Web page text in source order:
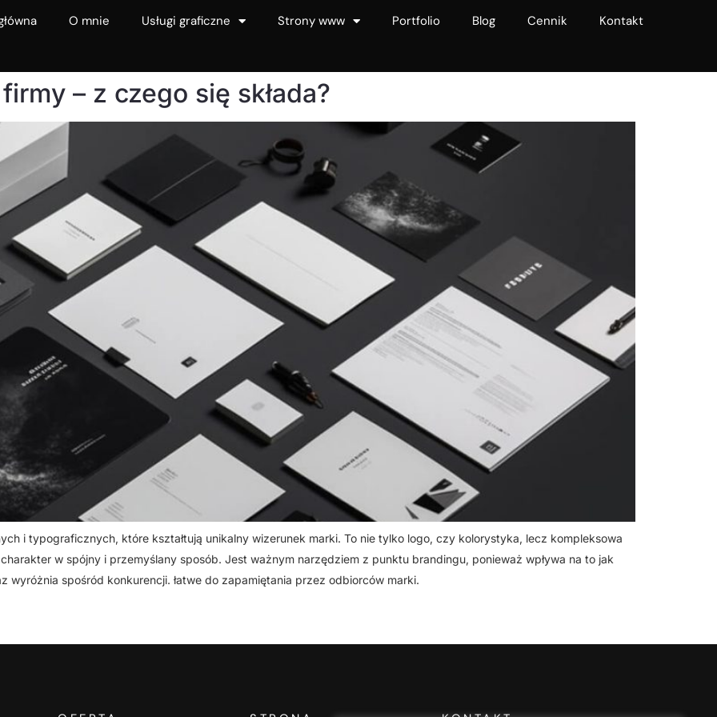
O mnie Usługi graficzne Strony www Portfolio Blog Cennik Kontakt
– z czego się składa?
i typograficznych, które kształtują unikalny wizerunek marki. To nie tylko logo, czy kolorystyka, lecz kompleksowa
w spójny i przemyślany sposób. Jest ważnym narzędziem z punktu brandingu, ponieważ wpływa na to jak
wyróżnia spośród konkurencji. łatwe do zapamiętania przez odbiorców marki.